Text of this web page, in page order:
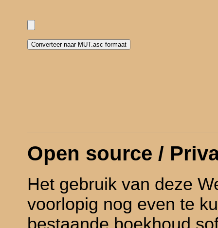
Open source /
Het gebruik van deze
voorlopig nog even te
bestaande boekhoud